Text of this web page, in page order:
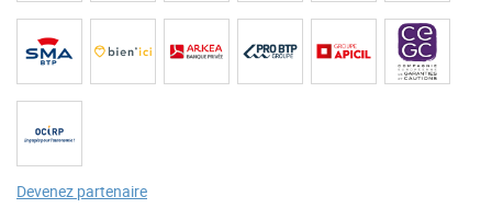
Devenez partenaire